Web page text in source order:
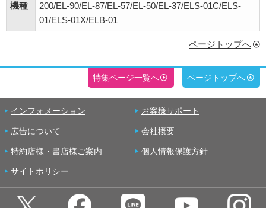
機種
200/EL-90/EL-87/EL-57/EL-50/EL-37/ELS-01C/ELS-
01/ELS-01X/ELB-01
ページトップへ
特集ページ一覧へ ページトップへ
インフォメーション お客様サポート
広告について 会社概要
特約店様・書店様ご案内 個人情報保護方針
サイトポリシー